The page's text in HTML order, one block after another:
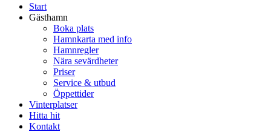
Close
Menu
Start
Gästhamn
Boka plats
Hamnkarta med info
Hamnregler
Nära sevärdheter
Priser
Service & utbud
Öppettider
Vinterplatser
Hitta hit
Kontakt